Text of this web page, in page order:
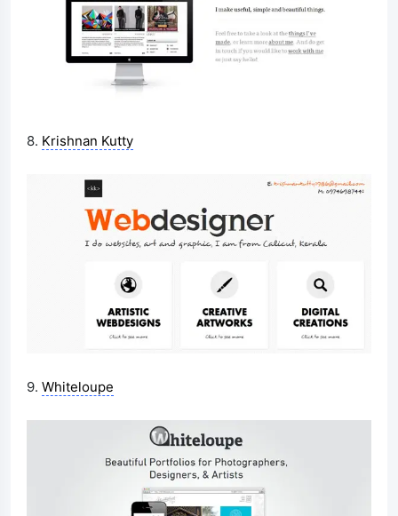
8. Krishnan Kutty
9. Whiteloupe